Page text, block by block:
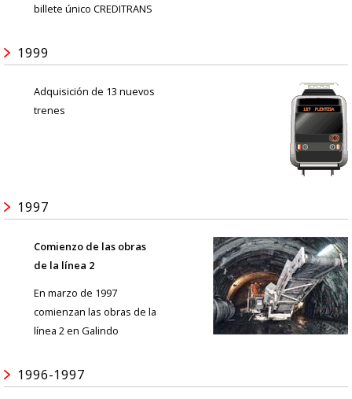
billete único CREDITRANS
1999
Adquisición de 13 nuevos
trenes
1997
Comienzo de las obras
de la línea 2
En marzo de 1997
comienzan las obras de la
línea 2 en Galindo
1996-1997